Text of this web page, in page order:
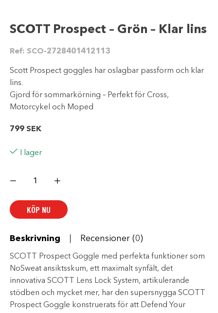
SCOTT Prospect – Grön – Klar lins
Ref: SCO-2728401412113
Scott Prospect goggles har oslagbar passform och klar
lins.
Gjord för sommarkörning – Perfekt för Cross,
Motorcykel och Moped
799 SEK
I lager
Prospect
Klar
lins
KÖP NU
Beskrivning Recensioner (0)
SCOTT Prospect Goggle med perfekta funktioner som
NoSweat ansiktsskum, ett maximalt synfält, det
innovativa SCOTT Lens Lock System, artikulerande
stödben och mycket mer, har den supersnygga SCOTT
Prospect Goggle konstruerats för att Defend Your